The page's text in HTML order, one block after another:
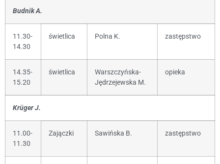
Budnik A.
11.30-
14.30
świetlica Polna K. zastępstwo
14.35-
15.20
świetlica
Warszczyńska-
Jędrzejewska M.
opieka
Krüger J.
11.00-
11.30
Zajączki Sawińska B. zastępstwo